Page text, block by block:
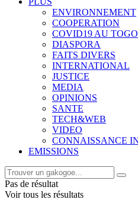
ENVIRONNEMENT
COOPERATION
COVID19 AU TOGO
DIASPORA
FAITS DIVERS
INTERNATIONAL
JUSTICE
MEDIA
OPINIONS
SANTE
TECH&WEB
VIDEO
CONNAISSANCE
EMISSIONS
Pas de résultat
Voir tous les résultats